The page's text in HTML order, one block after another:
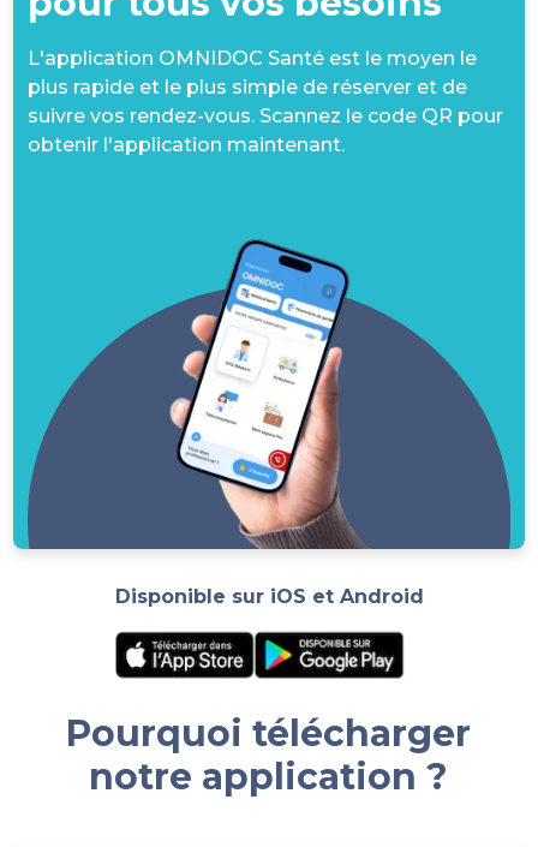
L'application OMNIDOC Santé est le moyen le
plus rapide et le plus simple de réserver et de
suivre vos rendez-vous. Scannez le code QR pour
obtenir l'application maintenant.
Disponible sur iOS et Android
Pourquoi télécharger
notre application ?